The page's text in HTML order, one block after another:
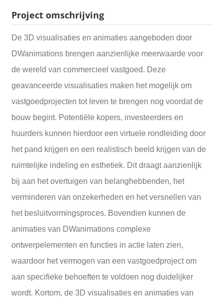
Project omschrijving
De 3D visualisaties en animaties aangeboden door
DWanimations brengen aanzienlijke meerwaarde voor
de wereld van commercieel vastgoed. Deze
geavanceerde visualisaties maken het mogelijk om
vastgoedprojecten tot leven te brengen nog voordat de
bouw begint. Potentiële kopers, investeerders en
huurders kunnen hierdoor een virtuele rondleiding door
het pand krijgen en een realistisch beeld krijgen van de
ruimtelijke indeling en esthetiek. Dit draagt aanzienlijk
bij aan het overtuigen van belanghebbenden, het
verminderen van onzekerheden en het versnellen van
het besluitvormingsproces. Bovendien kunnen de
animaties van DWanimations complexe
ontwerpelementen en functies in actie laten zien,
waardoor het vermogen van een vastgoedproject om
aan specifieke behoeften te voldoen nog duidelijker
wordt. Kortom, de 3D visualisaties en animaties van